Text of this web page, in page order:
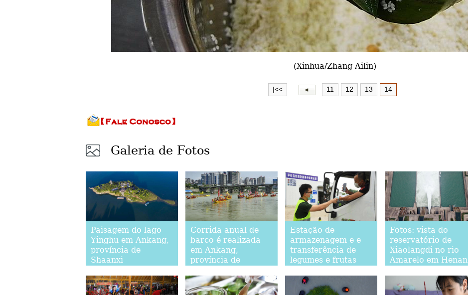
(Xinhua/Zhang Ailin)
|<< 11 12 13 14
Galeria de Fotos
Paisagem do lago
Yinghu em Ankang,
província de
Shaanxi
Corrida anual de
barco é realizada
em Ankang,
província de
comemorar o
Festival do Braco-
Estação de
armazenagem e e
transferência de
legumes e frutas
em Beijing
Fotos: vista do
reservatório de
Xiaolangdi no rio
Amarelo em Henan